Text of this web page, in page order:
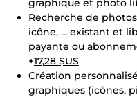
graphique et photo
Recherche de
icône, ... existant et
payante ou
+17,28 $US
Création
graphiques (icônes,